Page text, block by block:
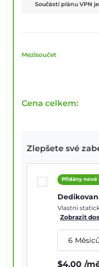
Součástí plánu VPN
Mezisoučet
Cena celkem:
Zlepšete své
Přidány
Vlastní
Zobrazit
6
$4.00 /